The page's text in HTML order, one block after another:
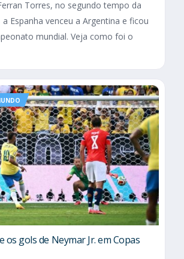
Torres, no segundo tempo da
Espanha venceu a Argentina e ficou
mundial. Veja como foi o
os gols de Neymar Jr. em Copas